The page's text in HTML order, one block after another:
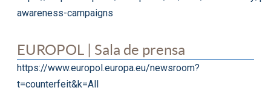
awareness-campaigns
EUROPOL | Sala de prensa
https://www.europol.europa.eu/newsroom?
t=counterfeit&k=All